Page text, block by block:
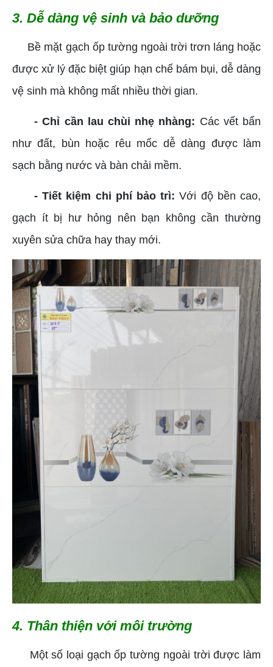
3. Dễ dàng vệ sinh và bảo dưỡng
Bề mặt gạch ốp tường ngoài trời trơn láng hoặc
được xử lý đặc biệt giúp hạn chế bám bụi, dễ dàng
vệ sinh mà không mất nhiều thời gian.
- Chỉ cần lau chùi nhẹ nhàng: Các vết bẩn
như đất, bùn hoặc rêu mốc dễ dàng được làm
sạch bằng nước và bàn chải mềm.
- Tiết kiệm chi phí bảo trì: Với độ bền cao,
gạch ít bị hư hỏng nên bạn không cần thường
xuyên sửa chữa hay thay mới.
4. Thân thiện với môi trường
Một số loại gạch ốp tường ngoài trời được làm